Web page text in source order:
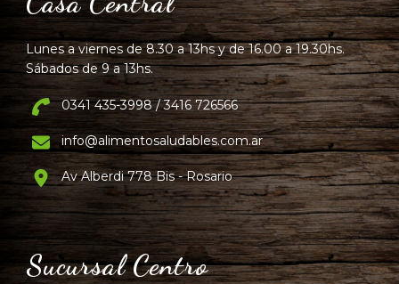
Lunes a viernes de 8.30 a 13hs y de 16.00 a 19.30hs.
Sábados de 9 a 13hs.
0341 435-3998 / 3416 726566
info@alimentosaludables.com.ar
Av Alberdi 778 Bis - Rosario
Sucursal Centro